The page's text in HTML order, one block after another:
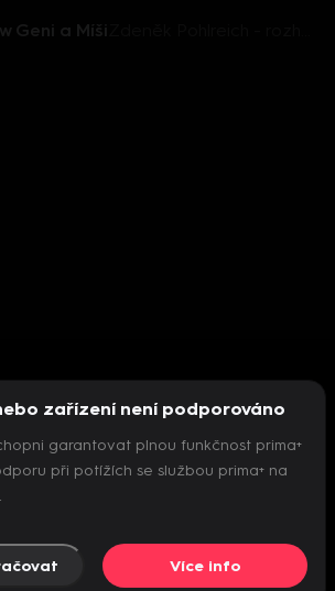
Geni a Míši
se inicializovat přehrávač
zařízení není podporováno
garantovat plnou funkčnost prima+
při potížích se službou prima+ na
Více info